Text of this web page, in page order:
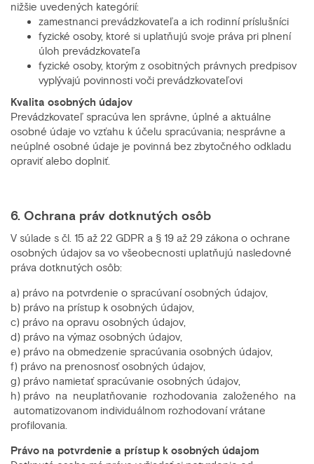
nižšie uvedených kategórií:
zamestnanci prevádzkovateľa a ich rodinní príslušníci
fyzické osoby, ktoré si uplatňujú svoje práva pri plnení
úloh prevádzkovateľa
fyzické osoby, ktorým z osobitných právnych predpisov
vyplývajú povinnosti voči prevádzkovateľovi
Kvalita osobných údajov
Prevádzkovateľ spracúva len správne, úplné a aktuálne
osobné údaje vo vzťahu k účelu spracúvania; nesprávne a
neúplné osobné údaje je povinná bez zbytočného odkladu
opraviť alebo doplniť.
6. Ochrana práv dotknutých osôb
V súlade s čl. 15 až 22 GDPR a § 19 až 29 zákona o ochrane
osobných údajov sa vo všeobecnosti uplatňujú nasledovné
práva dotknutých osôb:
a) právo na potvrdenie o spracúvaní osobných údajov,
b) právo na prístup k osobných údajov,
c) právo na opravu osobných údajov,
d) právo na výmaz osobných údajov,
e) právo na obmedzenie spracúvania osobných údajov,
f) právo na prenosnosť osobných údajov,
g) právo namietať spracúvanie osobných údajov,
h) právo na neuplatňovanie rozhodovania založeného na
automatizovanom individuálnom rozhodovaní vrátane
profilovania.
Právo na potvrdenie a prístup k osobných údajom